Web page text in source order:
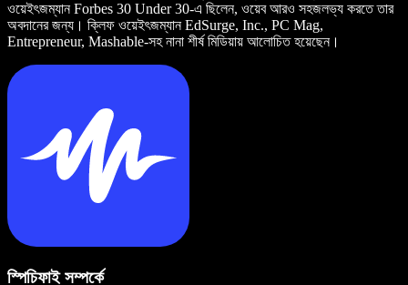
ওয়েইৎজম্যান Forbes 30 Under 30-এ ছিলেন, ওয়েব আরও সহজলভ্য করতে তার
অবদানের জন্য। ক্লিফ ওয়েইৎজম্যান EdSurge, Inc., PC Mag,
Entrepreneur, Mashable-সহ নানা শীর্ষ মিডিয়ায় আলোচিত হয়েছেন।
স্পিচিফাই সম্পর্কে